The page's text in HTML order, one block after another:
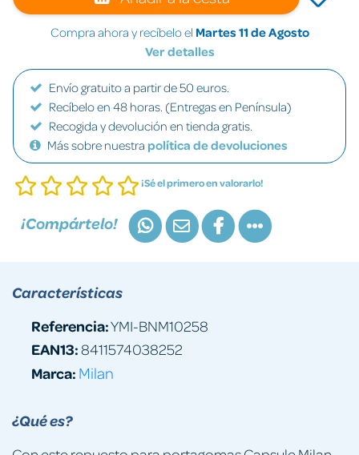
Compra ahora y recíbelo el Martes 11 de Agosto
Ver detalles
Envío gratuito a partir de 50 euros.
Recíbelo en 48 horas. (Entregas en Península)
Recogida y devolución en tienda gratis.
Más sobre nuestra política de devoluciones
¡Sé el primero en valorarlo!
¡Compártelo!
¿Qué es?
Características
Referencia:YMI-BNM10258
EAN13:8411574038252
Marca: Milan